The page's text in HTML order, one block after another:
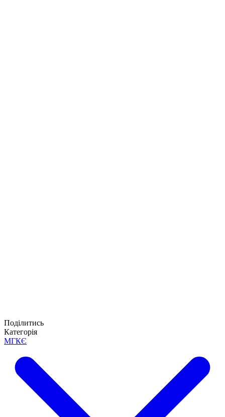
Поділитись
Категорія
МГКЄ